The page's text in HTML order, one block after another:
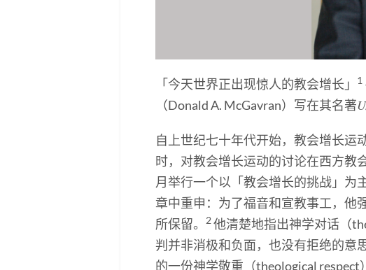
「今天世界正出现惊人的教会增长」 1
（Donald A. McGavran）写在其名著
自上世纪七十年代开始，教会增长运
时，对教会增长运动的讨论在西方教
月举行一个以「教会增长的挑战」为
章中重申：为了福音和宣教事工，他
所保留。
2他清楚地指出神学对话（
判并非消极和负面，也没有拒绝的意
的一份神学敬重（theological respect